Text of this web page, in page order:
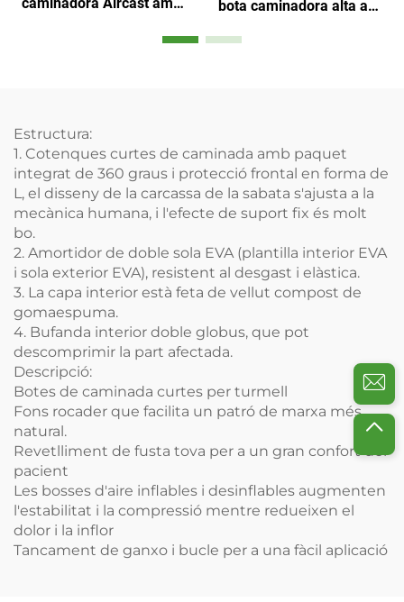
graus i baló interior doble
bota caminadora alta amb
espuma de malla aerada
Estructura:
1. Cotenques curtes de caminada amb paquet
integrat de 360 graus i protecció frontal en forma de
L, el disseny de la carcassa de la sabata s'ajusta a la
mecànica humana, i l'efecte de suport fix és molt
bo.
2. Amortidor de doble sola EVA (plantilla interior EVA
i sola exterior EVA), resistent al desgast i elàstica.
3. La capa interior està feta de vellut compost de
gomaespuma.
4. Bufanda interior doble globus, que pot
descomprimir la part afectada.
Descripció:
Botes de caminada curtes per turmell
Fons rocader que facilita un patró de marxa més
natural.
Revetlliment de fusta tova per a un gran confort del
pacient
Les bosses d'aire inflables i desinflables augmenten
l'estabilitat i la compressió mentre redueixen el
dolor i la inflor
Tancament de ganxo i bucle per a una fàcil aplicació